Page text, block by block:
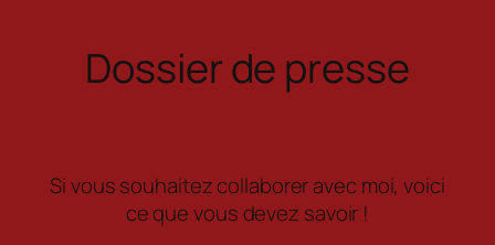
Dossier de presse
Si vous souhaitez collaborer avec moi, voici
ce que vous devez savoir !